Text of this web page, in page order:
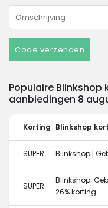
Code verzenden
Populaire
aanbiedingen 8
Korting Blinkshop
SUPER Blinkshop |
SUPER
Blinkshop:
26% korting